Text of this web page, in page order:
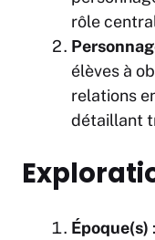
rôle
élèves à
relations
détaillant
Époque(s)